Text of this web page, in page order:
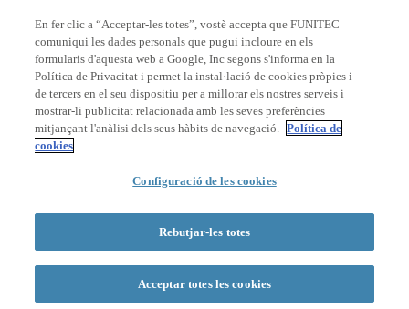
Membre de
Acreditacions
© 2026 La Salle Campus Barcelona - URL |Avís legal
Formulari de cerca
En fer clic a “Acceptar-les totes”, vostè accepta que FUNITEC
comuniqui les dades personals que pugui incloure en els
formularis d'aquesta web a Google, Inc segons s'informa en la
Política de Privacitat i permet la instal·lació de cookies pròpies i
de tercers en el seu dispositiu per a millorar els nostres serveis i
mostrar-li publicitat relacionada amb les seves preferències
mitjançant l'anàlisi dels seus hàbits de navegació. Política de
cookies
Configuració de les cookies
Rebutjar-les totes
Acceptar totes les cookies